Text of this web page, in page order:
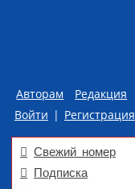
Авторам Редакция
Войти | Регистрация
Свежий номер
Подписка